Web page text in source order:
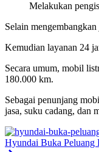
Melakukan
Selain
Kemudian layanan 24
Secara umum, mobil
180.000 km.
Sebagai penunjang
jasa, suku cadang, dan
Hyundai Buka Peluang